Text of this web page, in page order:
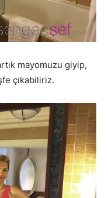
mayomuzu giyip,
çıkabiliriz.